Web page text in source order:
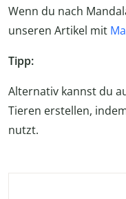
Wenn du nach
unseren Artikel mit
Tipp:
Alternativ kannst du
Tieren erstellen,
nutzt.